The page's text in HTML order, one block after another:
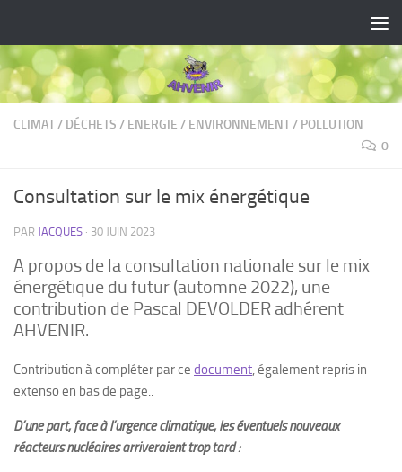
CLIMAT/ DÉCHETS / ENERGIE / ENVIRONNEMENT/ POLLUTION
0
Consultation sur le mix énergétique
PAR JACQUES · 30 JUIN 2023
A propos de la consultation nationale sur le mix
énergétique du futur (automne 2022), une
contribution de Pascal DEVOLDER adhérent
AHVENIR.
Contribution à compléter par ce document, également repris in
extenso en bas de page..
D’une part, face à l’urgence climatique, les éventuels nouveaux
réacteurs nucléaires arriveraient trop tard :